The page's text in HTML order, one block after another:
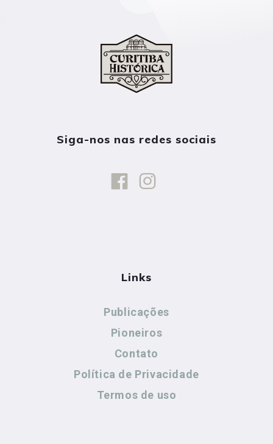
Siga-nos nas redes sociais
Links
Publicações
Pioneiros
Contato
Política de Privacidade
Termos de uso